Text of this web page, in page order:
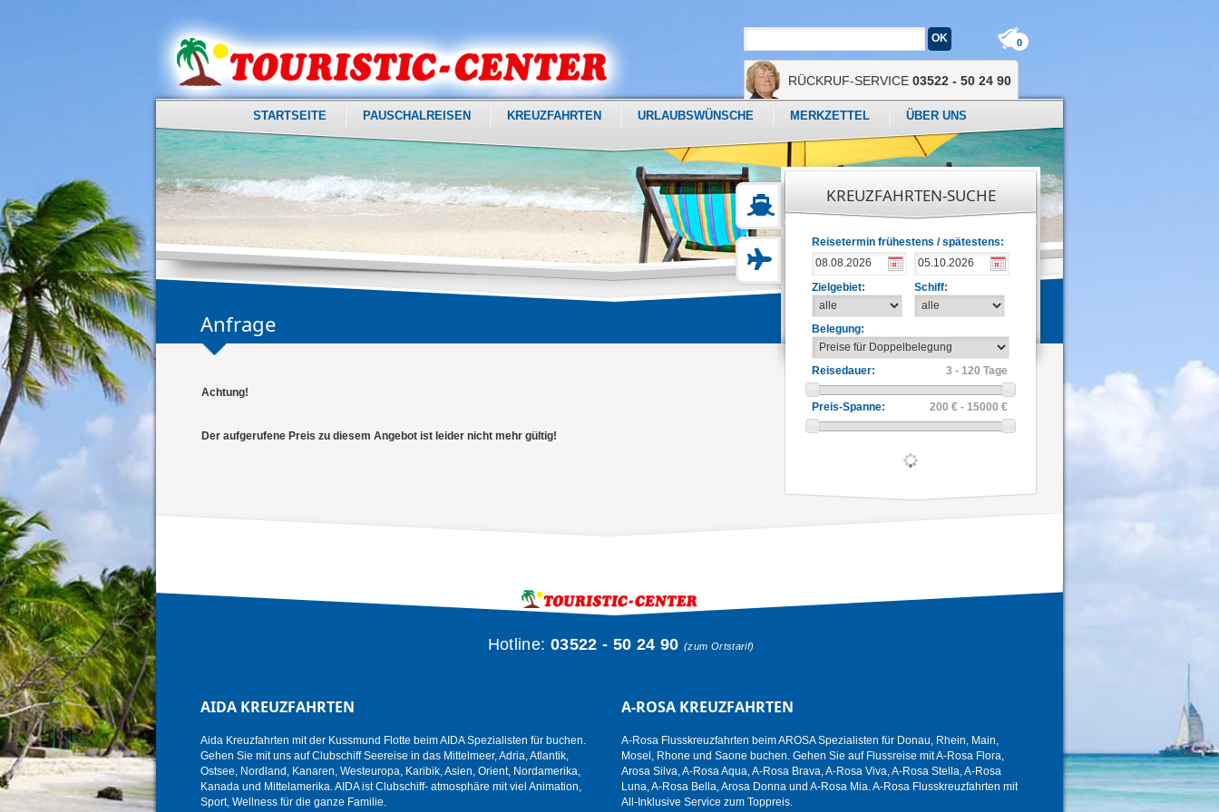
0
RÜCKRUF-SERVICE 03522 - 50 24 90
STARTSEITE PAUSCHALREISEN KREUZFAHRTEN URLAUBSWÜNSCHE MERKZETTEL ÜBER UNS
KREUZFAHRTEN-SUCHE
Reisetermin frühestens / spätestens:
Zielgebiet: Schiff:
Belegung:
Reisedauer: 3 - 120 Tage
Preis-Spanne: 200 € - 15000 €
Anfrage
Achtung!
Der aufgerufene Preis zu diesem Angebot ist leider nicht mehr gültig!
Hotline: 03522 - 50 24 90 (zum Ortstarif)
AIDA KREUZFAHRTEN
Aida Kreuzfahrten mit der Kussmund Flotte beim AIDA Spezialisten für buchen.
Gehen Sie mit uns auf Clubschiff Seereise in das Mittelmeer, Adria, Atlantik,
Ostsee, Nordland, Kanaren, Westeuropa, Karibik, Asien, Orient, Nordamerika,
Kanada und Mittelamerika. AIDA ist Clubschiff- atmosphäre mit viel Animation,
Sport, Wellness für die ganze Familie.
A-ROSA KREUZFAHRTEN
A-Rosa Flusskreuzfahrten beim AROSA Spezialisten für Donau, Rhein, Main,
Mosel, Rhone und Saone buchen. Gehen Sie auf Flussreise mit A-Rosa Flora,
Arosa Silva, A-Rosa Aqua, A-Rosa Brava, A-Rosa Viva, A-Rosa Stella, A-Rosa
Luna, A-Rosa Bella, Arosa Donna und A-Rosa Mia. A-Rosa Flusskreuzfahrten mit
All-Inklusive Service zum Toppreis.